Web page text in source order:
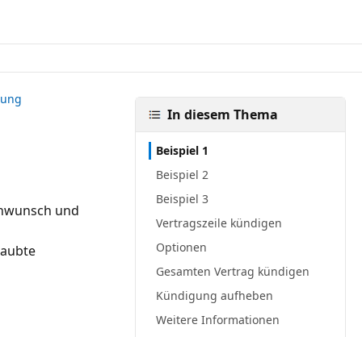
und
In diesem Thema
Beispiel 1
Beispiel 2
Beispiel 3
Vertragszeile kündigen
Optionen
Gesamten Vertrag kündigen
Kündigung aufheben
Weitere Informationen